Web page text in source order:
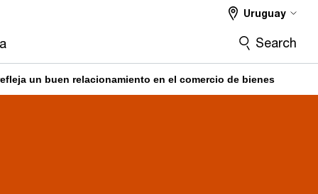
Uruguay
Search
un buen relacionamiento en el comercio de bienes